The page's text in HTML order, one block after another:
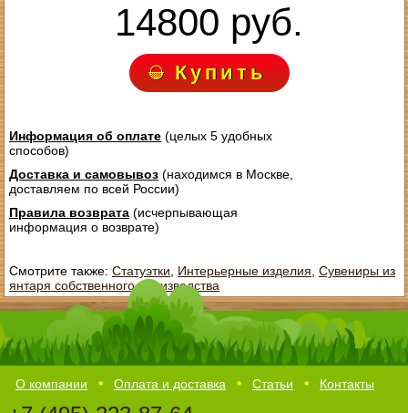
14800 руб.
Купить
Информация об оплате(целых 5 удобных
способов)
Доставка и самовывоз(находимся в Москве,
доставляем по всей России)
Правила возврата(исчерпывающая
информация о возврате)
Смотрите также: Статуэтки Интерьерные изделия Сувениры из
янтаря собственного производства
О компании Оплата и доставка Статьи Контакты